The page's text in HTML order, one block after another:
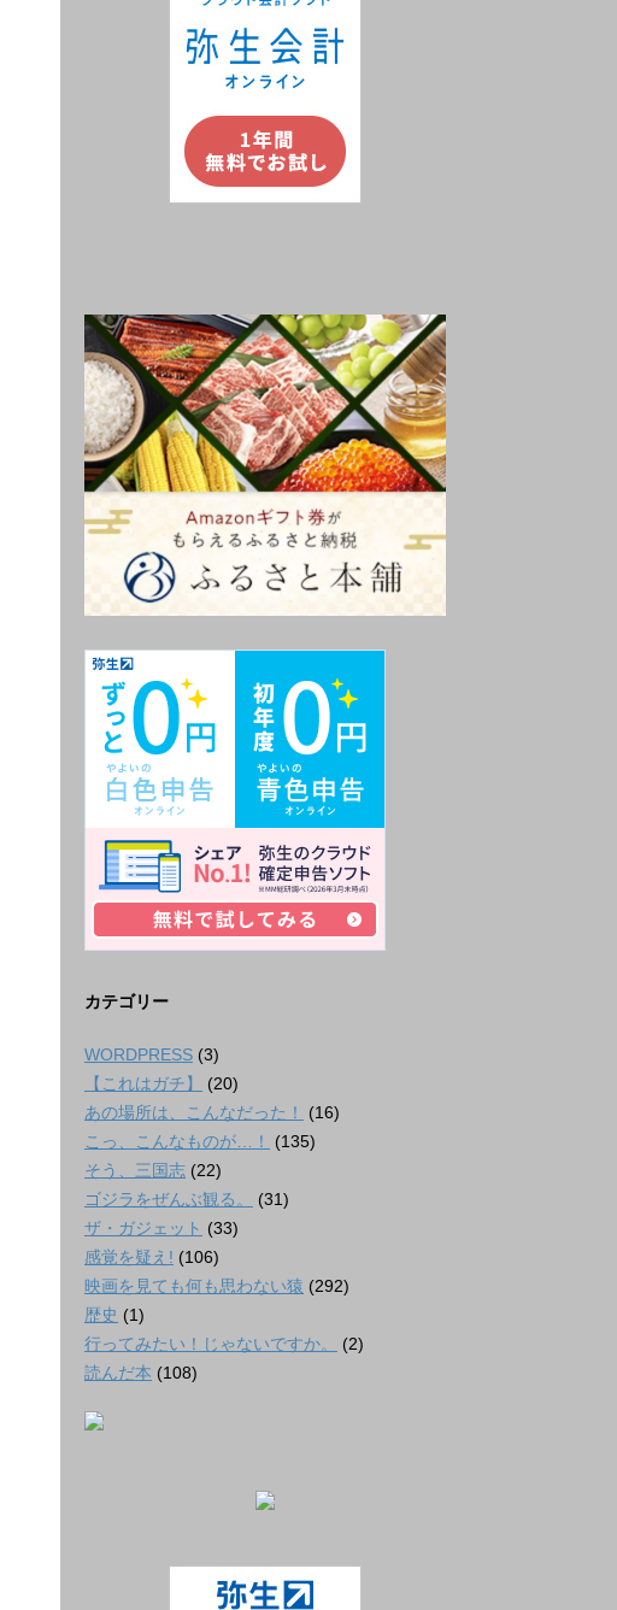
カテゴリー
WORDPRESS (3)
【これはガチ】
(20)
あの場所は、こんなだった！
(16)
こっ、こんなものが…！
(135)
そう、三国志 (22)
ゴジラをぜんぶ観る。
(31)
ザ・ガジェット (33)
感覚を疑え! (106)
映画を見ても何も思わない猿 (292)
歴史 (1)
行ってみたい！じゃないですか。
(2)
読んだ本 (108)